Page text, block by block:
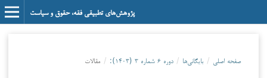
پژوهش‌های تطبیقی فقه، حقوق و سیاست
صفحه اصلی / بایگانی‌ها / دوره ۶ شماره ۳ (۱۴۰۳): / مقالات